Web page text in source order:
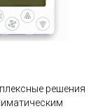
решения